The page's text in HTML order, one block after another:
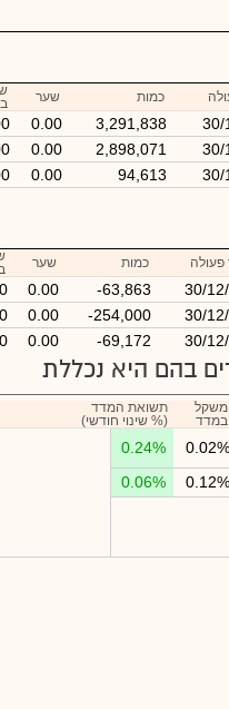
כמות שער
30/
3,291,838
0.00
30/
2,898,071
0.00
30/
94,613
0.00
פעולה כמות שער
30/
-63,863
0.00
30/
-254,000
0.00
30/
-69,172
0.00
בהם היא נכללת
משקל
במדד
תשואת המדד
(% שינוי חודשי)
0.02%
0.24%
0.12%
0.06%